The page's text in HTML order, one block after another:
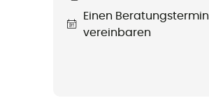
Einen Beratungstermin
vereinbaren